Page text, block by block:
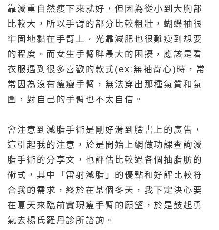
靠減重自然瘦下來就好，但因為從小到大胸部
比較大，所以手臂的部分比較粗壯，蝴蝶袖很
牢固地黏在手臂上，光靠減肥也很難瘦到想要
的程度。而女生手臂胖最大的困擾，應該是看
衣服遇到很多喜歡的款式(ex:無袖背心)時，常
常因為沒有瘦瘦手臂，無法穿出那種氣質和氛
圍，對自己的手臂也不太自信。
會注意到減脂手術是剛好滑到臉書上的廣告，
這引起我的注意，於是開始上網做功課查詢減
脂手術的分享文，也評估比較過各個抽脂肪的
術式，其中「雷射減脂」的優點和好評比較符
合我的需求，終於在某個冬天，我下定決心要
在夏天來臨前實現瘦手臂的願望，於是鼓起勇
氣去楊氏羅丹診所諮詢。